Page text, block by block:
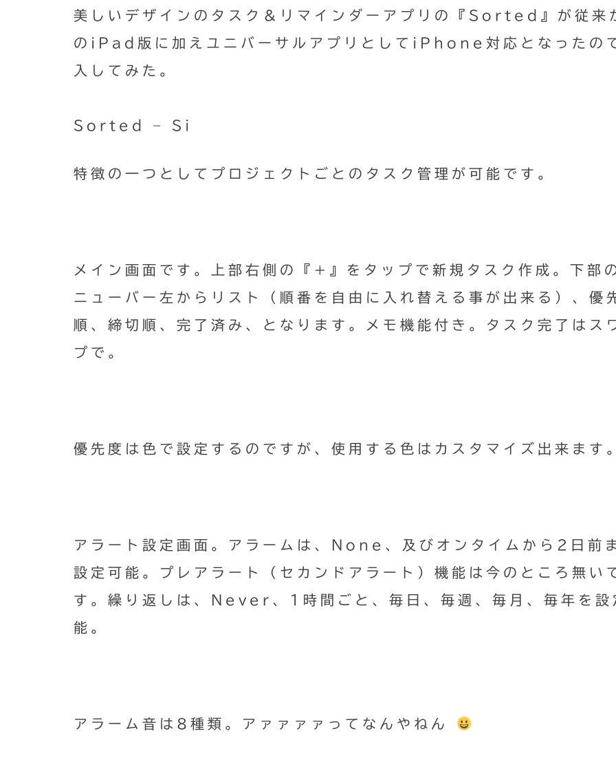
美しいデザインのタスク＆リマインダーアプリの『Sorted』が従来
のiPad版に加えユニバーサルアプリとしてiPhone対応となったの
入してみた。
Sorted – Si
特徴の一つとしてプロジェクトごとのタスク管理が可能です。
メイン画面です。上部右側の『+』をタップで新規タスク作成。下部
ニューバー左からリスト（順番を自由に入れ替える事が出来る）、優
順、締切順、完了済み、となります。メモ機能付き。タスク完了はス
プで。
優先度は色で設定するのですが、使用する色はカスタマイズ出来ます。
アラート設定画面。アラームは、None、及びオンタイムから2日前
設定可能。プレアラート（セカンドアラート）機能は今のところ無い
す。繰り返しは、Never、1時間ごと、毎日、毎週、毎月、毎年を設
能。
アラーム音は8種類。アァァァァってなんやねん